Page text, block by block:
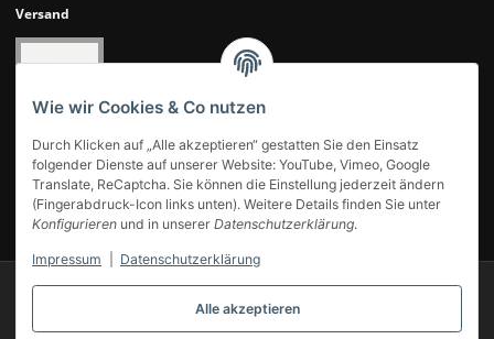
Alle akzeptieren
Wie wir Cookies & Co nutzen
Durch Klicken auf „Alle akzeptieren“ gestatten Sie den Einsatz
folgender Dienste auf unserer Website: YouTube, Vimeo, Google
Translate, ReCaptcha. Sie können die Einstellung jederzeit ändern
(Fingerabdruck-Icon links unten). Weitere Details finden Sie unter
Konfigurieren und in unserer Datenschutzerklärung.
Impressum Datenschutzerklärung
Versand
UNSERE KUNDENBEWERTUNGEN
© 2007-2025 Modellbahn Voigt
Besucherzähler: 14000420
Powered byJTL-Shop